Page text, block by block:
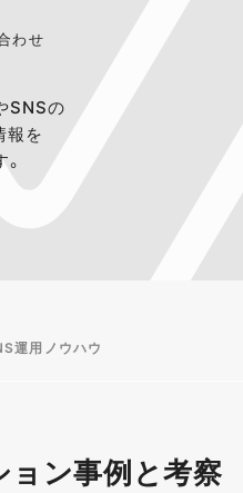
わせ
SNSの
報を
運用ノウハウ
ョン事例と考察